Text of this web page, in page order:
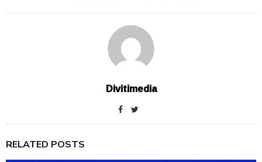
Divitimedia
RELATED POSTS